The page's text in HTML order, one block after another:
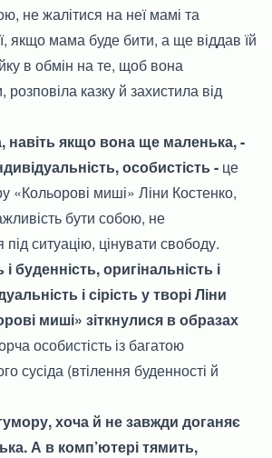
не жалітися на неї мамі та
якщо мама буде бити, а ще віддав їй
в обмін на те, щоб вона
казку й захистила від
якщо вона ще маленька, -
особистість - це
«Кольорові миші» Ліни Костенко,
бути собою, не
ситуацію, цінувати свободу.
буденність, оригінальність і
і сірість у творі Ліни
миші» зіткнулися в образах
особистість із багатою
сусіда (втілення буденності й
хоча й не завжди доганяє
А в комп’ютері тямить,